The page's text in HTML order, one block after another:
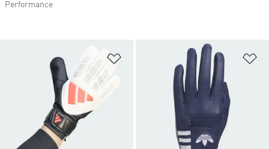
Lägg till på önskelistan
Performance